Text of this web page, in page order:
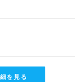
を見る